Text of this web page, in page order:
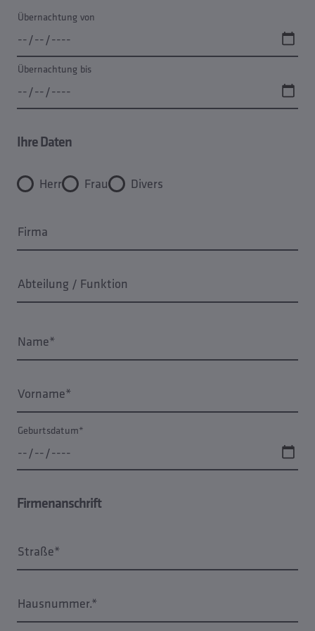
Übernachtung von
Übernachtung bis
Ihre Daten
Herr Frau Divers
Firma
Abteilung / Funktion
Name*
Vorname*
Geburtsdatum*
Firmenanschrift
Straße*
Hausnummer.*